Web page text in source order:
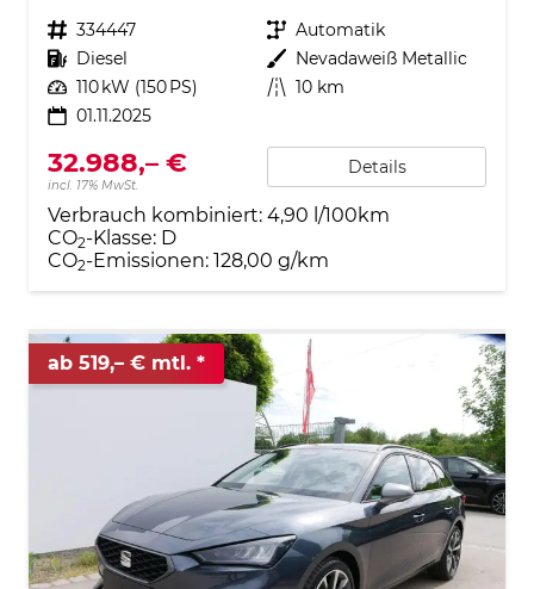
Fahrzeugnr. 334447 Getriebe Automatik
Kraftstoff Diesel Außenfarbe Nevadaweiß Metallic
Leistung 110 kW (150 PS) Kilometerstand 10 km
01.11.2025
32.988,– €
incl. 17% MwSt.
Details
Verbrauch kombiniert: 4,90 l/100km
CO2-Klasse: D
CO2-Emissionen: 128,00 g/km
ab 519,– € mtl.